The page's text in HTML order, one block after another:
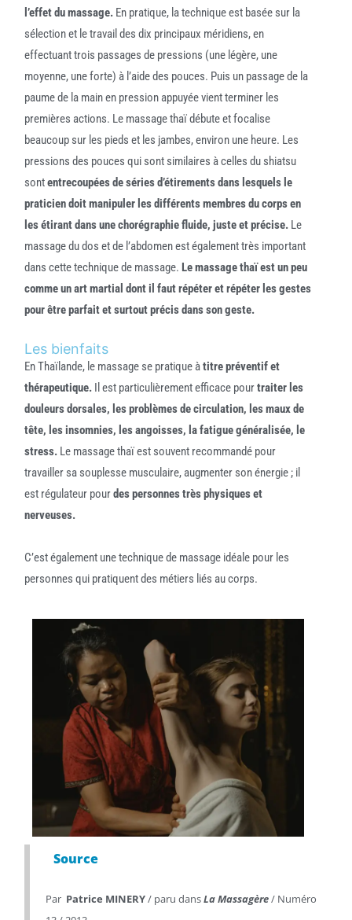
l’effet du massage. En pratique, la technique est basée sur la
sélection et le travail des dix principaux méridiens, en
effectuant trois passages de pressions (une légère, une
moyenne, une forte) à l’aide des pouces. Puis un passage de la
paume de la main en pression appuyée vient terminer les
premières actions. Le massage thaï débute et focalise
beaucoup sur les pieds et les jambes, environ une heure. Les
pressions des pouces qui sont similaires à celles du shiatsu
sontentrecoupées de séries d’étirements dans lesquels le
praticien doit manipuler les différents membres du corps en
les étirant dans une chorégraphie fluide, juste et précise. Le
massage du dos et de l’abdomen est également très important
dans cette technique de massage.Le massage thaï est un peu
comme un art martial dont il faut répéter et répéter les gestes
pour être parfait et surtout précis dans son geste.
Les bienfaits
En Thaïlande, le massage se pratique àtitre préventif et
thérapeutique. Il est particulièrement efficace pourtraiter les
douleurs dorsales, les problèmes de circulation, les maux de
tête, les insomnies, les angoisses, la fatigue généralisée, le
stress. Le massage thaï est souvent recommandé pour
travailler sa souplesse musculaire, augmenter son énergie ; il
est régulateur pourdes personnes très physiques et
nerveuses.
C’est également une technique de massage idéale pour les
personnes qui pratiquent des métiers liés au corps.
Source
Par Patrice MINERY/ paru dansLa Massagère/ Numéro